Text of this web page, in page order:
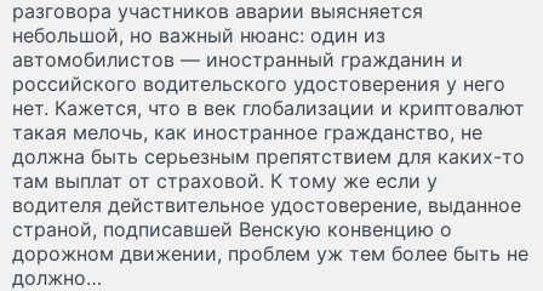
разговора участников аварии выясняется
небольшой, но важный нюанс: один из
автомобилистов — иностранный гражданин и
российского водительского удостоверения у него
нет. Кажется, что в век глобализации и криптовалют
такая мелочь, как иностранное гражданство, не
должна быть серьезным препятствием для каких-то
там выплат от страховой. К тому же если у
водителя действительное удостоверение, выданное
страной, подписавшей Венскую конвенцию о
дорожном движении, проблем уж тем более быть не
должно…